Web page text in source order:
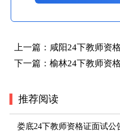
上一篇： 咸阳24下教师资
下一篇： 榆林24下教师资
推荐阅读
娄底24下教师资格证面试